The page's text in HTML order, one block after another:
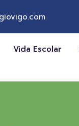
Vida Escolar